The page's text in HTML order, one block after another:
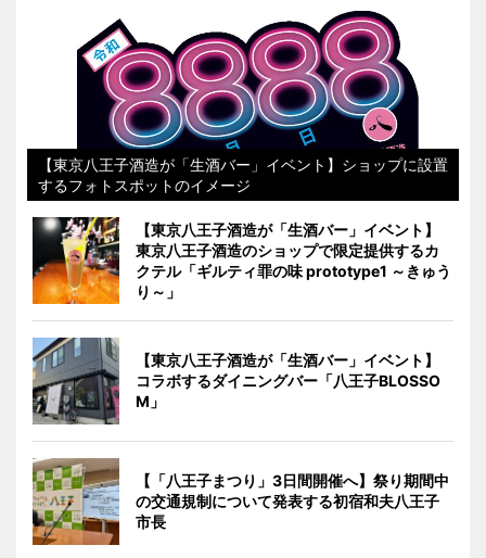
【東京八王子酒造が「生酒バー」イベント】ショップに設置
するフォトスポットのイメージ
【東京八王子酒造が「生酒バー」イベント】
東京八王子酒造のショップで限定提供するカ
クテル「ギルティ罪の味 prototype1 ～きゅう
り～」
【東京八王子酒造が「生酒バー」イベント】
コラボするダイニングバー「八王子BLOSSO
M」
【「八王子まつり」3日間開催へ】祭り期間中
の交通規制について発表する初宿和夫八王子
市長